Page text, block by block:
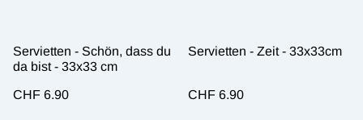
Servietten - Schön, dass du
da bist - 33x33 cm
CHF 6.90
Servietten - Zeit - 33x33cm
CHF 6.90